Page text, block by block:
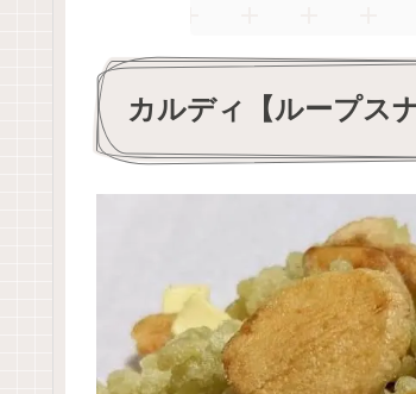
カルディ【ループス